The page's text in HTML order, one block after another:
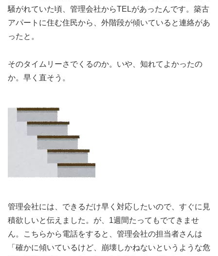
騒がれていた頃、管理会社からTELがあったんです。築古
アパートに住む住民から、外階段が傾いていると連絡があ
ったと。
そのタイムリーさでくるのか。いや、知れてよかったの
か。早く直そう。
管理会社には、できるだけ早く対応したいので、すぐに見
積欲しいと伝えました。が、1週間たってもでてきませ
ん。こちらから電話をすると、管理会社の担当者さんは
「確かに傾いているけど、崩壊しかねないというような危